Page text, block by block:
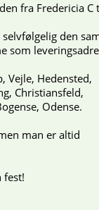
fra Fredericia C
den
som
Vejle, Hedensted,
Christiansfeld,
Odense.
man er altid
fest!